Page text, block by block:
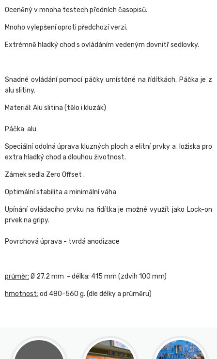
Oceněný v mnoha testech předních časopisů.
Mnoho vylepšení oproti předchozí verzi.
Extrémně hladký chod s ovládáním vedeným dovnitř sedlovky.
Snadné ovládání pomocí páčky umístěné na řídítkách. Páčka je z
alu slitiny.
Materiál: Alu slitina (tělo i kluzák)
Páčka: alu
Speciální odolná úprava kluzných ploch a elitní prvky a ložiska pro
extra hladký chod a dlouhou životnost.
Zámek sedla Zero Offset .
Optimální stabilita a minimální váha
Upínání ovládacího prvku na řidítka je možné využít jako Lock-on
prvek na gripy.
Povrchová úprava - tvrdá anodizace
průměr: Ø 27.2 mm - délka: 415 mm (zdvih 100 mm)
hmotnost: od 480-560 g. (dle délky a průměru)